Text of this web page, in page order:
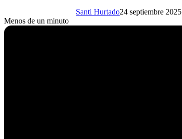
Santi Hurtado24 septiembre 2025
Menos de un minuto